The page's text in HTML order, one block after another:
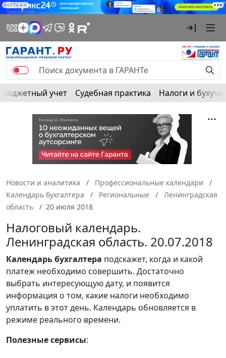
РЕКЛАМА
Бюджетный учет Судебная практика Налоги и
Новости и аналитика
Профессиональные календари
Календарь бухгалтера
Региональные
Ленинградская
область
20 июля 2018
Налоговый календарь.
Ленинградская область. 20.07.2018
Календарьбухгалтера подскажет, когда и какой
платеж необходимо совершить. Достаточно
выбрать интересующую дату, и появится
информация о том, какие налоги необходимо
уплатить в этот день. Календарь обновляется в
режиме реального времени.
Полезные сервисы: